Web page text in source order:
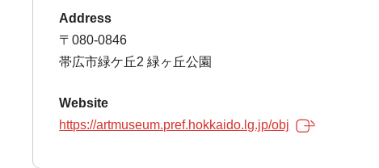
Address
〒080-0846
帯広市緑ケ丘2 緑ヶ丘公園
Website
https://artmuseum.pref.hokkaido.lg.jp/obj